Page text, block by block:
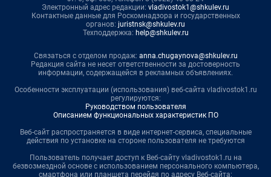
Электронный адрес редакции: vladivostok1@shkulev.ru
Контактные данные для Роскомнадзора и государственных
органов: juristnsk@shkulev.ru
Техподдержка: help@shkulev.ru
Связаться с отделом продаж: anna.chugaynova@shkulev.ru
Редакция сайта не несет ответственности за достоверность
информации, содержащейся в рекламных объявлениях.
Особенности эксплуатации (использования) веб-сайта vladivostok1.ru
регулируются:
Руководством пользователя
Описанием функциональных характеристик ПО
Веб-сайт распространяется в виде интернет-сервиса, специальные
действия по установке на стороне пользователя не требуются
Пользователь получает доступ к Веб-сайту vladivostok1.ru на
безвозмездной основе с использованием персонального компьютера,
смартфона или планшета перейдя по адресу Веб-сайта: